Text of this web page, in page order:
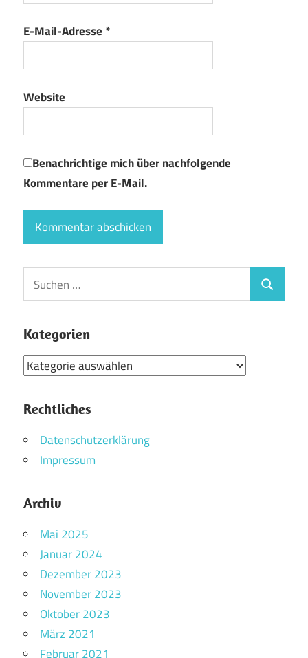
E-Mail-Adresse *
Website
Benachrichtige mich über nachfolgende
Kommentare per E-Mail.
Suchen
nach:
Suchen
Kategorien
Kategorien
Rechtliches
Datenschutzerklärung
Impressum
Archiv
Mai 2025
Januar 2024
Dezember 2023
November 2023
Oktober 2023
März 2021
Februar 2021